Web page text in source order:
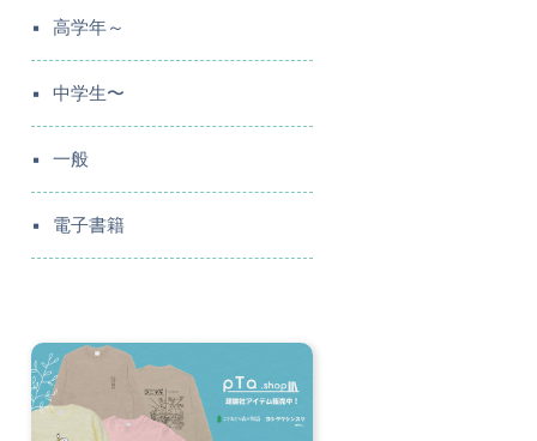
高学年～
中学生〜
一般
電子書籍